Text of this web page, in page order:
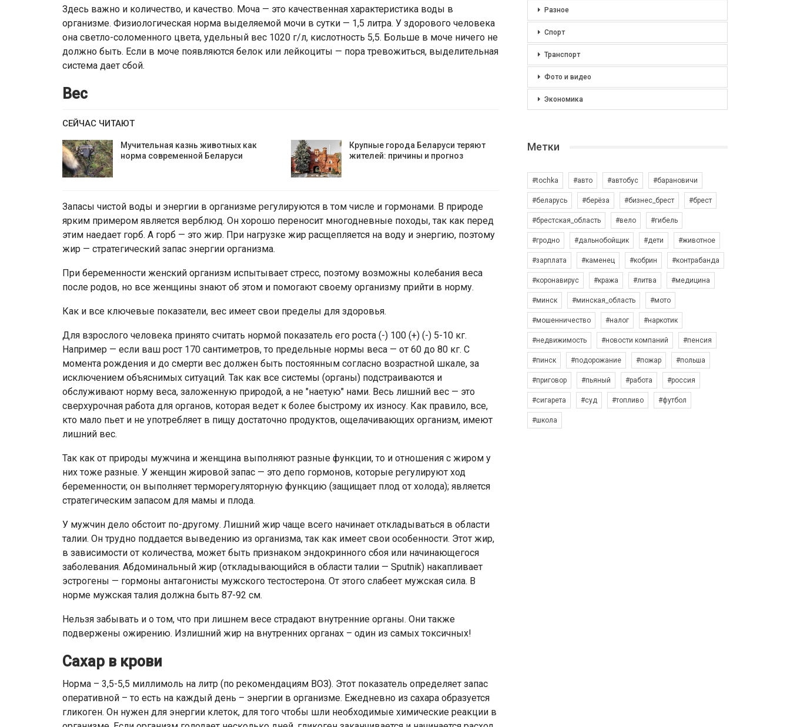
Здесь важно и количество, и качество. Моча — это качественная характеристика воды в
организме. Физиологическая норма выделяемой мочи в сутки — 1,5 литра. У здорового человека
она светло-соломенного цвета, удельный вес 1020 г/л, кислотность 5,5. Больше в моче ничего не
должно быть. Если в моче появляются белок или лейкоциты — пора тревожиться, выделительная
система дает сбой.
Вес
СЕЙЧАС ЧИТАЮТ
Мучительная казнь животных как
норма современной Беларуси
Крупные города Беларуси теряют
жителей: причины и прогноз
Запасы чистой воды и энергии в организме регулируются в том числе и гормонами. В природе
ярким примером является верблюд. Он хорошо переносит многодневные походы, так как перед
этим наедает горб. А горб — это жир. При нагрузке жир расщепляется на воду и энергию, поэтому
жир — стратегический запас энергии организма.
При беременности женский организм испытывает стресс, поэтому возможны колебания веса
после родов, но все женщины знают об этом и помогают своему организму прийти в норму.
Как и все ключевые показатели, вес имеет свои пределы для здоровья.
Для взрослого человека принято считать нормой показатель его роста (-) 100 (+) (-) 5-10 кг.
Например — если ваш рост 170 сантиметров, то предельные нормы веса — от 60 до 80 кг. С
момента рождения и до смерти вес должен быть постоянным согласно возрастной шкале, за
исключением объяснимых ситуаций. Так как все системы (органы) подстраиваются и
обслуживают норму веса, заложенную природой, а не "наетую" нами. Весь лишний вес — это
сверхурочная работа для органов, которая ведет к более быстрому их износу. Как правило, все,
кто мало пьет и не употребляет в пищу достаточно продуктов, ощелачивающих организм, имеют
лишний вес.
Так как от природы мужчина и женщина выполняют разные функции, то и отношения с жиром у
них тоже разные. У женщин жировой запас — это депо гормонов, которые регулируют ход
беременности; он выполняет терморегуляторную функцию (защищает плод от холода); является
стратегическим запасом для мамы и плода.
У мужчин дело обстоит по-другому. Лишний жир чаще всего начинает откладываться в области
талии. Он трудно поддается выведению из организма, так как имеет свои особенности. Этот жир,
в зависимости от количества, может быть признаком эндокринного сбоя или начинающегося
заболевания. Абдоминальный жир (откладывающийся в области талии — Sputnik) накапливает
эстрогены — гормоны антагонисты мужского тестостерона. От этого слабеет мужская сила. В
норме мужская талия должна быть 87-92 см.
Нельзя забывать и о том, что при лишнем весе страдают внутренние органы. Они также
подвержены ожирению. Излишний жир на внутренних органах – один из самых токсичных!
Сахар в крови
Норма – 3,5-5,5 миллимоль на литр (по рекомендациям ВОЗ). Этот показатель определяет запас
оперативной – то есть на каждый день – энергии в организме. Ежедневно из сахара образуется
гликоген. Он нужен для энергии клеток, для того чтобы шли необходимые химические реакции в
Разное
Спорт
Транспорт
Фото и видео
Экономика
Метки
#tochka #авто #автобус #барановичи
#беларусь #берёза #бизнес_брест #брест
#брестская_область #вело #гибель
#гродно #дальнобойщик #дети #животное
#зарплата #каменец #кобрин #контрабанда
#коронавирус #кража #литва #медицина
#минск #минская_область #мото
#мошенничество #налог #наркотик
#недвижимость #новости компаний #пенсия
#пинск #подорожание #пожар #польша
#приговор #пьяный #работа #россия
#сигарета #суд #топливо #футбол
#школа